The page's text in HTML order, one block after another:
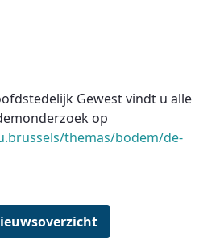
Gewest vindt u alle
op
themas/bodem/de-